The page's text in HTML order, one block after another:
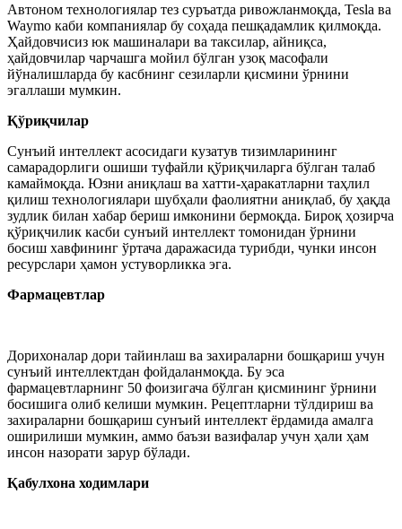
Автоном технологиялар тез суръатда ривожланмоқда, Tesla ва
Waymo каби компаниялар бу соҳада пешқадамлик қилмоқда.
Ҳайдовчисиз юк машиналари ва таксилар, айниқса,
ҳайдовчилар чарчашга мойил бўлган узоқ масофали
йўналишларда бу касбнинг сезиларли қисмини ўрнини
эгаллаши мумкин.
Қўриқчилар
Сунъий интеллект асосидаги кузатув тизимларининг
самарадорлиги ошиши туфайли қўриқчиларга бўлган талаб
камаймоқда. Юзни аниқлаш ва хатти-ҳаракатларни таҳлил
қилиш технологиялари шубҳали фаолиятни аниқлаб, бу ҳақда
зудлик билан хабар бериш имконини бермоқда. Бироқ ҳозирча
қўриқчилик касби сунъий интеллект томонидан ўрнини
босиш хавфининг ўртача даражасида турибди, чунки инсон
ресурслари ҳамон устуворликка эга.
Фармацевтлар
Дорихоналар дори тайинлаш ва захираларни бошқариш учун
сунъий интеллектдан фойдаланмоқда. Бу эса
фармацевтларнинг 50 фоизигача бўлган қисмининг ўрнини
босишига олиб келиши мумкин. Рецептларни тўлдириш ва
захираларни бошқариш сунъий интеллект ёрдамида амалга
оширилиши мумкин, аммо баъзи вазифалар учун ҳали ҳам
инсон назорати зарур бўлади.
Қабулхона ходимлари